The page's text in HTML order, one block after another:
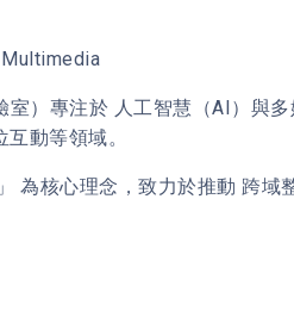
）專注於 人工智慧（AI）與
動等領域。
為核心理念，致力於推動 跨域